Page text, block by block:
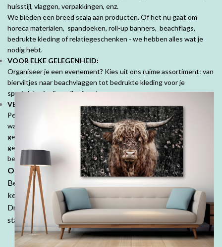
huisstijl, vlaggen, verpakkingen, enz.
We bieden een breed scala aan producten. Of het nu gaat om
horeca materialen, spandoeken, roll-up banners, beachflags,
bedrukte kleding of relatiegeschenken - we hebben alles wat je
nodig hebt.
VOOR ELKE GELEGENHEID:
Organiseer je een evenement? Kies uit ons ruime assortiment: van
bierviltjes naar beachvlaggen tot bedrukte kleding voor je
sportclub of vrijgezellenfeest.
VEEL MOOIE PRODUCTEN VOOR PARTICULIEREN:
Personaliseer je ruimte met mooie fotoproducten. Prachtige
wanddecoraties, fotobehang, fotoboeken, kussens en tuinposters,
geef jouw herinneringen een speciale plek. Denk ook aan
geboorte- of trouwkaarten, geboortekussens en je persoonlijk
bedrukte tafelkleed.
Ontdek de DrukDrukDrukker-ervaring:
Bestel in onze webshop en ontdek waarom klanten keer op
keer kiezen voor de kwaliteit en betaalbaarheid van
DrukDrukDrukker.Laat jouw ideeën tot leven komen - wij
staan voor je klaar!